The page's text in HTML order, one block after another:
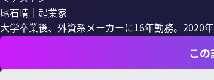
尾石晴｜起業家
大学卒業後、外資系メーカーに16年勤務。2020
こ